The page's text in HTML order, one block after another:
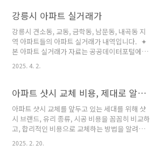
의 부동산 시장은 앞으로 어떻게 될까’에 대한 이
야기..
으시죠?"이번엔 안전하겠지…" 하면서도 뭔가
부동산 사이트를 보다가 "이거 괜찮은 매물인
가?" 의심하면서 매물건들을 보곤 하죠. 그런데
요즘 전세사기, 그 수법이 점점 더 교묘해지고 있
다는 사실, 알고 계셨나요?심지어 등기부등본까
니다. 그래서 오늘은 전세사기 최신판 3종 세트
와 함께,등..
강릉시 아파트 실거래가
강릉시 견소동, 교동, 금학동, 남문동, 내곡동 지
역 아파트들의 아파트 실거래가 내역입니다. ✦
본 아파트 실거래가 자료는 공공데이터포털에서
제공하는 국통교통부 실거래가 자료를 근거로 하
고 있습니다.✦ 시,군,구 지자체별 개별 아파트 실
습니다.지자체별 개별 아파트 실거래가 찾아보기
웹사이트 바로가기 강릉시 초당동 등 아파트 실
거래가강릉시 초당동, 포남동, 홍제동, 회산동 지
역 아파트들의 아파트 실거래가 내역입니다. ✦
본 아파트 실거래가 자료는 공공데이터포털에서
제공하는 국통교통부 실거래가 자료를 근거로 하
2025. 4. 2.
아파트 샷시 교체 비용, 제대로 알아보고 합리적으로 시공하는 법
아파트 샷시 교체를 앞두고 있는 세대를 위해 샷
시 브랜드, 유리 종류, 시공 비용을 꼼꼼히 비교하
고, 합리적인 비용으로 교체하는 방법을 알려드
립니다. 단열, 방음, 에너지 절감까지 고려한 아파
트 샷시 교체 방법을 확인하세요! 아파트 샷시
2025. 2. 20.